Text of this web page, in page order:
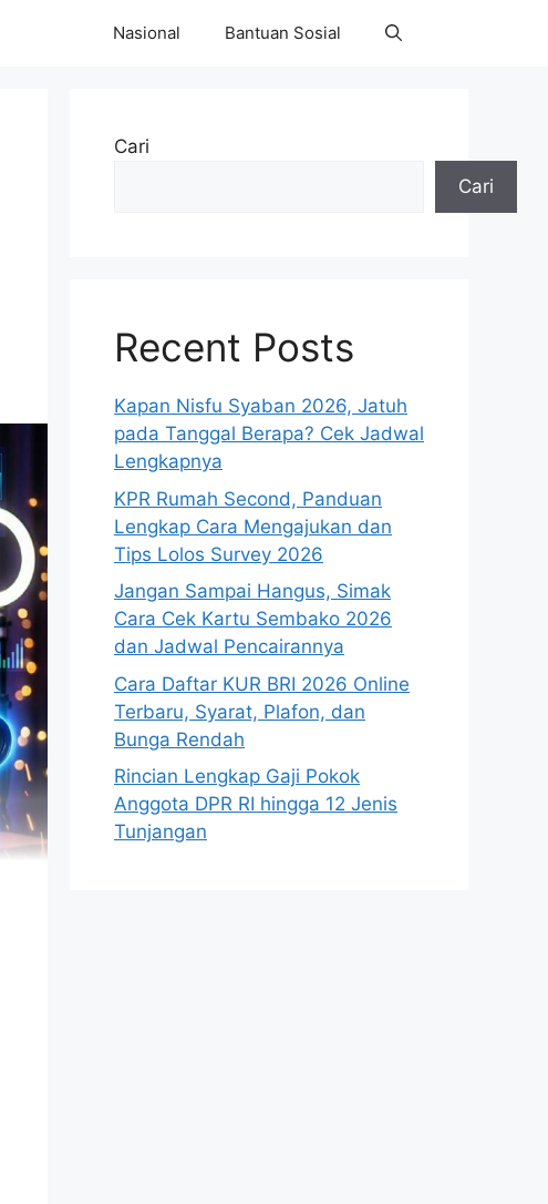
Nasional Bantuan Sosial
Cari
Cari
Recent Posts
Kapan Nisfu Syaban 2026, Jatuh
pada Tanggal Berapa? Cek Jadwal
Lengkapnya
KPR Rumah Second, Panduan
Lengkap Cara Mengajukan dan
Tips Lolos Survey 2026
Jangan Sampai Hangus, Simak
Cara Cek Kartu Sembako 2026
dan Jadwal Pencairannya
Cara Daftar KUR BRI 2026 Online
Terbaru, Syarat, Plafon, dan
Bunga Rendah
Rincian Lengkap Gaji Pokok
Anggota DPR RI hingga 12 Jenis
Tunjangan